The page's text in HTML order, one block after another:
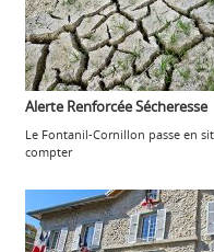
Alerte Renforcée Sécheresse
Le Fontanil-Cornillon passe en
compter